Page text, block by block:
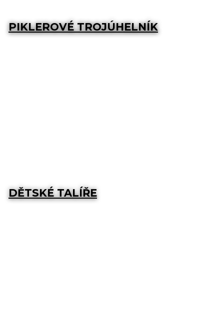
PIKLEROVÉ TROJÚHELNÍK
DĚTSKÉ TALÍŘE